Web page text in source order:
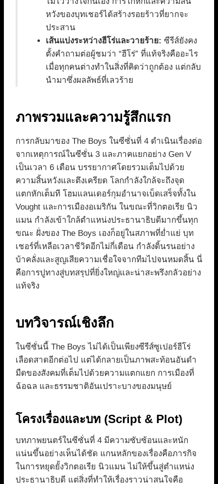
หวังของบุทเชอร์ได้สร้างรอยร้าวที่ยากจะ
ประสาน
เส้นแบ่งระหว่างฮีโร่และวายร้าย: ซีรีส์ยังคง
ตั้งคำถามต่อผู้ชมว่า “ฮีโร่” ที่แท้จริงคืออะไร
เมื่อทุกคนต่างทำในสิ่งที่คิดว่าถูกต้อง แต่กลับ
นำมาซึ่งผลลัพธ์ที่เลวร้าย
ภาพรวมและความรู้สึกแรก
การกลับมาของ The Boys ในซีซั่นที่ 4 ดำเนินเรื่องต่อ
จากเหตุการณ์ในซีซั่น 3 และภาคแยกอย่าง Gen V
เป็นเวลา 6 เดือน บรรยากาศโดยรวมเต็มไปด้วย
ความสิ้นหวังและตึงเครียด โลกกำลังใกล้จะถึงจุด
แตกหักเต็มที โฮมแลนเดอร์กุมอำนาจเบ็ดเสร็จทั้งใน
Vought และการเมืองอเมริกัน ในขณะที่วิกตอเรีย นิว
แมน กำลังเข้าใกล้ตำแหน่งประธานาธิบดีมากขึ้นทุก
ขณะ ฝั่งของ The Boys เองก็อยู่ในสภาพที่ย่ำแย่ บุท
เชอร์ที่เหลือเวลาชีวิตอีกไม่กี่เดือน กำลังดิ้นรนอย่าง
บ้าคลั่งและสูญเสียความเชื่อใจจากทีมไปจนหมดสิ้น นี่
คือการปูทางสู่บทสรุปที่ยิ่งใหญ่และน่าสะพรึงกลัวอย่าง
แท้จริง
บทวิจารณ์เชิงลึก
ในซีซั่นนี้ The Boys ไม่ได้เป็นเพียงซีรีส์ซูเปอร์ฮีโร่
เลือดสาดอีกต่อไป แต่ได้กลายเป็นภาพสะท้อนอันดำ
มืดของสังคมที่เต็มไปด้วยความแตกแยก การเมืองที่
ฉ้อฉล และธรรมชาติอันเปราะบางของมนุษย์
โครงเรื่องและบท (Script & Plot)
บทภาพยนตร์ในซีซั่นที่ 4 มีความซับซ้อนและหนัก
แน่นขึ้นอย่างเห็นได้ชัด แกนหลักของเรื่องคือภารกิจ
ในการหยุดยั้งวิกตอเรีย นิวแมน ไม่ให้ขึ้นสู่ตำแหน่ง
ประธานาธิบดี แต่สิ่งที่ทำให้เรื่องราวน่าสนใจคือ